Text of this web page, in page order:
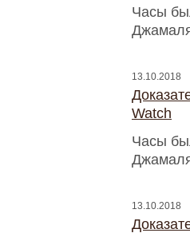
Часы
13.10.2018
Watch
Часы
13.10.2018